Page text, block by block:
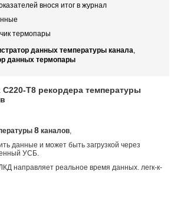
внося итог в журнал
термопары
данных температуры канала,
данных термопары
С220-Т8 рекордера температуры
8 каналов,
данные и может быть загрузкой через
УСБ.
направляет реальное время данных. легк-к-